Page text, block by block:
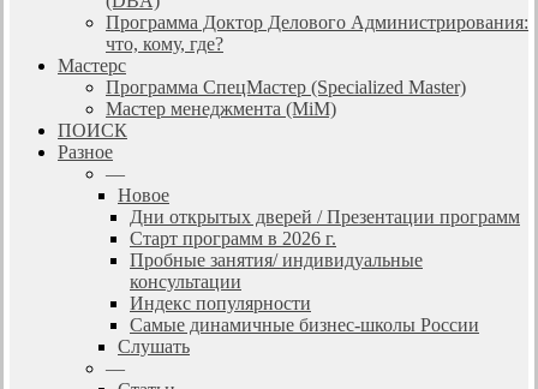
Программа Доктор Делового Администрирования:
что, кому, где?
Мастерс
Программа СпецМастер (Specialized Master)
Мастер менеджмента (MiM)
ПОИСК
Разное
—
Новое
Дни открытых дверей / Презентации программ
Старт программ в 2026 г.
Пробные занятия/ индивидуальные
консультации
Индекс популярности
Самые динамичные бизнес-школы России
Слушать
—